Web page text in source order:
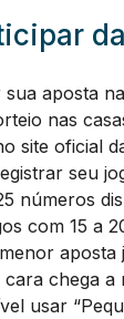
aposta
nas
site oficial
seu
números
com 15 a
aposta
chega a
usar